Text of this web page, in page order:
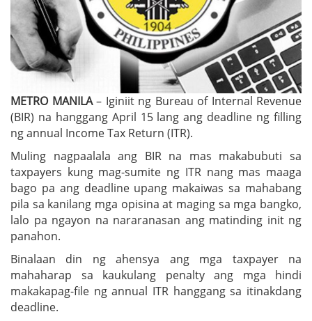
METRO MANILA– Iginiit ng Bureau of Internal Revenue
(BIR) na hanggang April 15 lang ang deadline ng filling
ng annual Income Tax Return (ITR).
Muling nagpaalala ang BIR na mas makabubuti sa
taxpayers kung mag-sumite ng ITR nang mas maaga
bago pa ang deadline upang makaiwas sa mahabang
pila sa kanilang mga opisina at maging sa mga bangko,
lalo pa ngayon na nararanasan ang matinding init ng
panahon.
Binalaan din ng ahensya ang mga taxpayer na
mahaharap sa kaukulang penalty ang mga hindi
makakapag-file ng annual ITR hanggang sa itinakdang
deadline.